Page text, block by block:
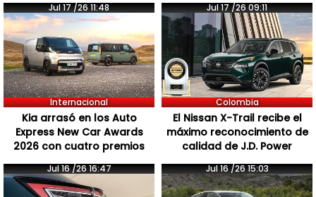
Jul 17 /26 11:48
Internacional
Kia arrasó en los Auto
Express New Car Awards
2026 con cuatro premios
Jul 17 /26 09:11
Colombia
El Nissan X-Trail recibe el
máximo reconocimiento de
calidad de J.D. Power
Jul 16 /26 16:47 Jul 16 /26 15:03